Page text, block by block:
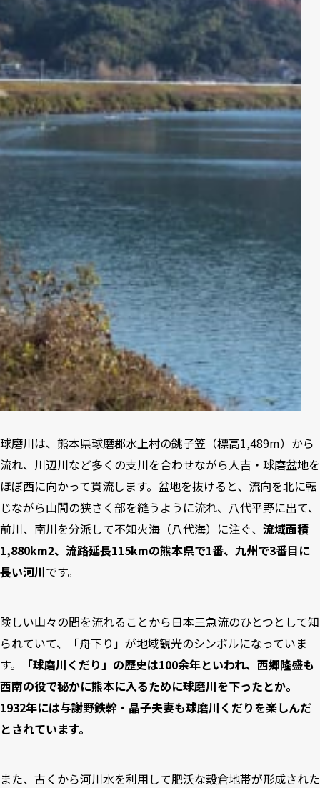
球磨川は、熊本県球磨郡水上村の銚子笠（標高1,489m）から
流れ、川辺川など多くの支川を合わせながら人吉・球磨盆地を
ほぼ西に向かって貫流します。盆地を抜けると、流向を北に転
じながら山間の狭さく部を縫うように流れ、八代平野に出て、
前川、南川を分派して不知火海（八代海）に注ぐ、 流域面積
1,880km2、流路延長115kmの熊本県で1番、九州で3番目に
長い河川です。
険しい山々の間を流れることから日本三急流のひとつとして知
られていて、「舟下り」が地域観光のシンボルになっていま
す。
「球磨川くだり」の歴史は100余年といわれ、西郷隆盛も
西南の役で秘かに熊本に入るために球磨川を下ったとか。
1932年には与謝野鉄幹・晶子夫妻も球磨川くだりを楽しんだ
とされています。
また、古くから河川水を利用して肥沃な穀倉地帯が形成された